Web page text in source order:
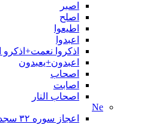
اصبر
اصلح
اطیعوا
اعبدوا
اذکروا نعمت+اذکرو
اعبدون+یعبدون
اصحاب
اصابت
اصحاب النار
Ne
اعجاز سوره ۳۲ سجده